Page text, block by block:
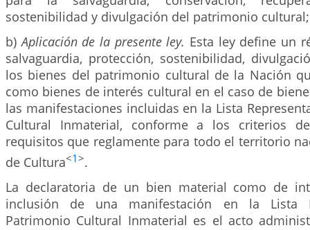
sostenibilidad y divulgación del patrimonio cultural;
b)Aplicación de la presente ley. Esta ley define un
salvaguardia, protección, sostenibilidad,
los bienes del patrimonio cultural de la Nación
como bienes de interés cultural en el caso de
las manifestaciones incluidas en la Lista
Cultural Inmaterial, conforme a los criterios
requisitos que reglamente para todo el territorio
de Cultura<1>.
La declaratoria de un bien material como de
inclusión de una manifestación en la Lista
Patrimonio Cultural Inmaterial es el acto